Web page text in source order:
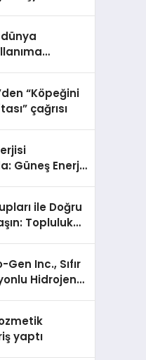
“Köpeğini
çağrısı
Güneş Enerjili
ile Doğru
Topluluk
Inc., Sıfır
Hidrojen
yaptı